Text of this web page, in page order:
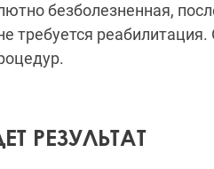
безболезненная,
требуется
РЕЗУЛЬТАТ